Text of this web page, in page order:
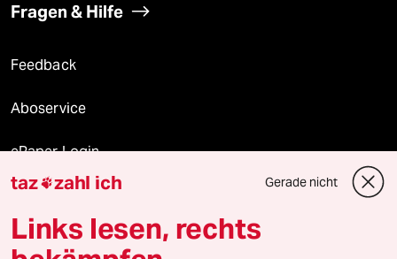
Fragen & Hilfe
Feedback
Aboservice
ePaper Login
Downloads für Abonnierende
taz zahl ich Gerade nicht
Links lesen, rechts